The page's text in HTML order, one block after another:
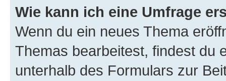
Wie kann ich eine Umfrage
Wenn du ein neues Thema
Themas bearbeitest, findest du
unterhalb des Formulars zur